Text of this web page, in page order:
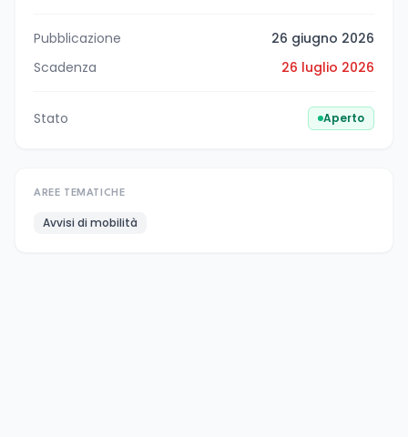
Pubblicazione
26 giugno 2026
Scadenza
26 luglio 2026
Stato Aperto
AREE TEMATICHE
Avvisi di mobilità